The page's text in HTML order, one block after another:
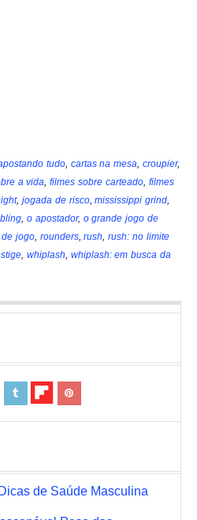
tudo, cartas na mesa ,croupier,
a vida ,filmes sobre carteado, filmes
,jogada de risco,mississippi grind
,o apostador, o grande jogo de
jogo, rounders,rush ,rush: no limite
whiplash whiplash: em busca da
de Saúde Masculina